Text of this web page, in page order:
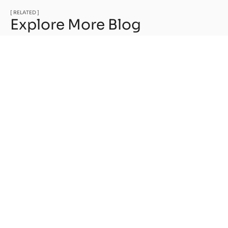
[ RELATED ]
Explore More Blog